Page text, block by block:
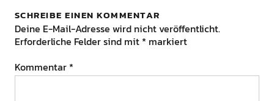
SCHREIBE EINEN KOMMENTAR
Deine E-Mail-Adresse wird nicht veröffentlicht.
Erforderliche Felder sind mit * markiert
Kommentar *